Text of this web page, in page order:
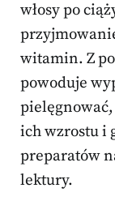
włosy po
witamin. Z
powoduje
ich wzrostu i
preparatów
lektury.